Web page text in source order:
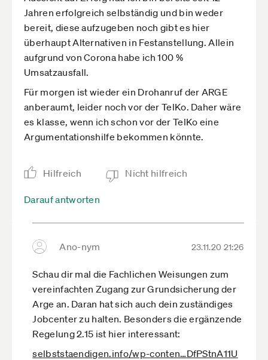
Jahren erfolgreich selbständig und bin weder
bereit, diese aufzugeben noch gibt es hier
überhaupt Alternativen in Festanstellung. Allein
aufgrund von Corona habe ich 100 %
Umsatzausfall.
Für morgen ist wieder ein Drohanruf der ARGE
anberaumt, leider noch vor der TelKo. Daher wäre
es klasse, wenn ich schon vor der TelKo eine
Argumentationshilfe bekommen könnte.
Hilfreich Nicht hilfreich
Darauf antworten
Ano-nym 23.11.20 21:26
Schau dir mal die Fachlichen Weisungen zum
vereinfachten Zugang zur Grundsicherung der
Arge an. Daran hat sich auch dein zuständiges
Jobcenter zu halten. Besonders die ergänzende
Regelung 2.15 ist hier interessant:
selbststaendigen.info­/wp-conten­…DfPStnA11U